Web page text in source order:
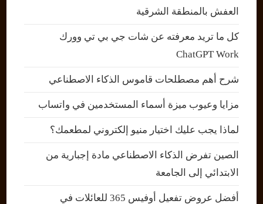
العفش بالمنطقة الشرقية
كل ما تريد معرفته عن شات جي بي تي وورك
ChatGPT Work
شرح أهم مصطلحات قاموس الذكاء الاصطناعي
مزايا وعيوب ميزة أسماء المستخدمين في واتساب
لماذا يجب عليك اختيار منيو إلكتروني لمطعمك؟
الصين تفرض الذكاء الاصطناعي مادة إجبارية من
الابتدائي إلى الجامعة
أفضل عروض تفعيل أوفيس 365 للعائلات في